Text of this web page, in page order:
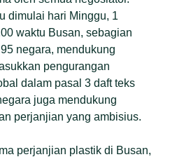
dimulai hari Minggu, 1
waktu Busan, sebagian
negara, mendukung
pengurangan
dalam pasal 3 daft teks
juga mendukung
perjanjian yang ambisius.
perjanjian plastik di Busan,